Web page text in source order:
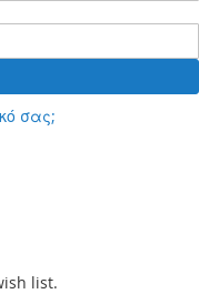
σας;
list.